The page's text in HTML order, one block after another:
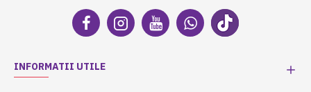
INFORMATII UTILE